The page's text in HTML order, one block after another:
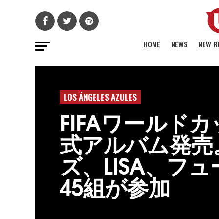
HOME NEWS NEW
LOS ÁNGELES AZULES
FIFAワールド
式アルバム発
ズ、LISA、フ
45組が参加